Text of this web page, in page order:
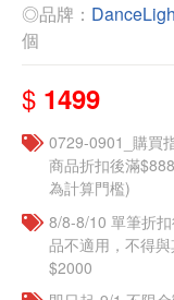
◎品牌：
個
$ 1499
0729-0901_購買
商品折扣後滿
為計算門檻)
8/8-8/10 單筆折
品不適用，不得
$2000